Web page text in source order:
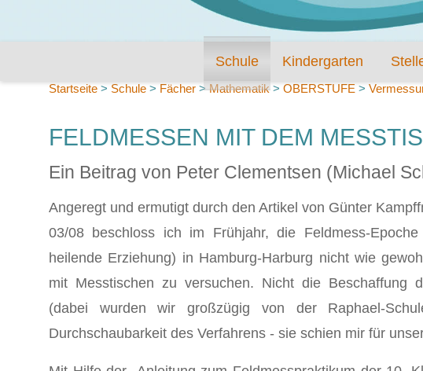
Schule Kindergarten
Startseite > Schule > Fächer >Mathematik> OBERSTUFE >
FELDMESSEN MIT DEM
Ein Beitrag von Peter Clementsen (Michael
Angeregt und ermutigt durch den Artikel von Günter
03/08 beschloss ich im Frühjahr, die Feldmess-
heilende Erziehung) in Hamburg-Harburg nicht wie
mit Messtischen zu versuchen. Nicht die Beschaffung
(dabei wurden wir großzügig von der Raphael-
Durchschaubarkeit des Verfahrens - sie schien mir für